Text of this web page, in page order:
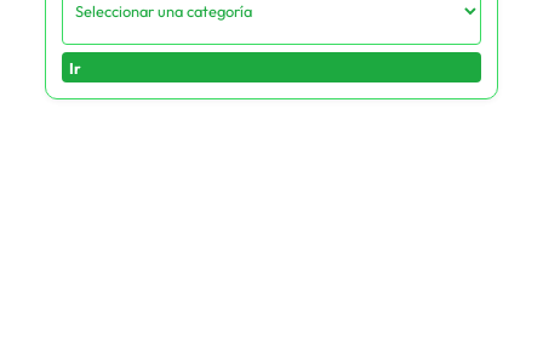
Ir